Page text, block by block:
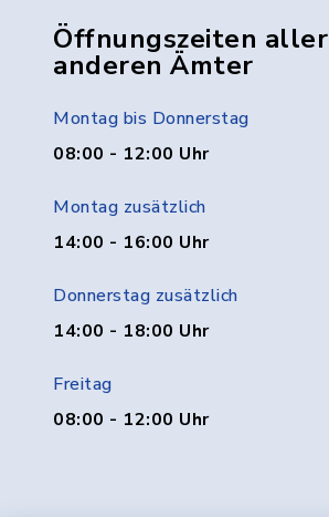
Öffnungszeiten aller
anderen Ämter
Montag bis Donnerstag
08:00 - 12:00 Uhr
Montag zusätzlich
14:00 - 16:00 Uhr
Donnerstag zusätzlich
14:00 - 18:00 Uhr
Freitag
08:00 - 12:00 Uhr